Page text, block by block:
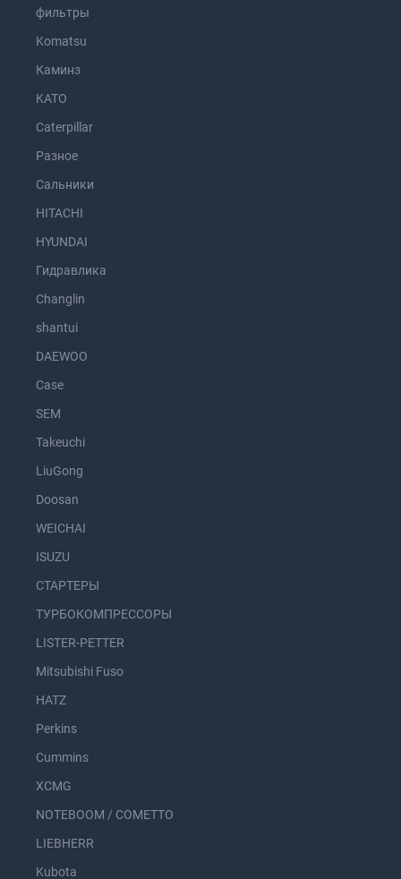
фильтры
Komatsu
Каминз
KATO
Caterpillar
Разное
Сальники
HITACHI
HYUNDAI
Гидравлика
Changlin
shantui
DAEWOO
Case
SEM
Takeuchi
LiuGong
Doosan
WEICHAI
ISUZU
СТАРТЕРЫ
ТУРБОКОМПРЕССОРЫ
LISTER-PETTER
Mitsubishi Fuso
HATZ
Perkins
Cummins
XCMG
NOTEBOOM / COMETTO
LIEBHERR
Kubota